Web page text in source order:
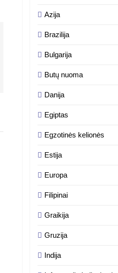
Azija
Brazilija
Bulgarija
Butų nuoma
Danija
Egiptas
Egzotinės kelionės
Estija
Europa
Filipinai
Graikija
Gruzija
Indija